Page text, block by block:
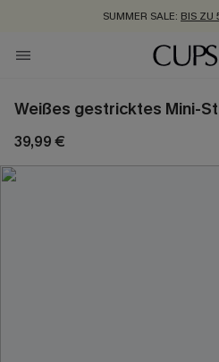
SUMMER SALE: BIS ZU
ZUM NEWSLETTER:BIS ZU -
KOSTENLOSER
Weißes gestricktes Mini-
39,99 €